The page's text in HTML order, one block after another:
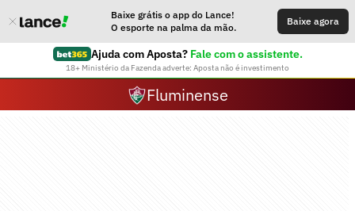
Baixe grátis o app do Lance!
O esporte na palma da mão.
Baixe agora
Ajuda com Aposta? Fale com o assistente.
18+ Ministério da Fazenda adverte: Aposta não é investimento
Fluminense